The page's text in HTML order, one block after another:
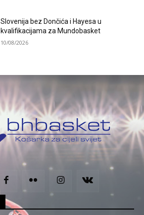
Slovenija bez Dončića i Hayesa u
kvalifikacijama za Mundobasket
10/08/2026